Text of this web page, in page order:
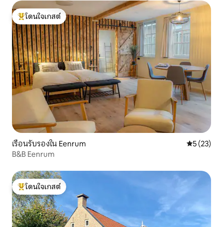
โดนใจเกสต์ที่สุด
โดนใจเกสต์
เรือนรับรองใน Eenrum คะแนนเฉลี่
5 (23)
B&B Eenrum
โดนใจเกสต์ที่สุด
โดนใจเกสต์